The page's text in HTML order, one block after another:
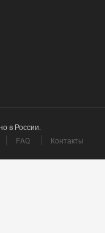
в России.
FAQ Контакты